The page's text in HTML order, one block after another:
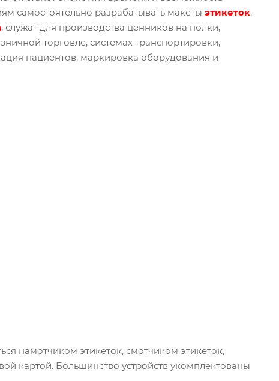
самостоятельно разрабатывать макеты этикеток.
, служат для производства ценников на полки,
торговле, системах транспортировки,
пациентов, маркировка оборудования и
намотчиком этикеток, смотчиком этикеток,
картой. Большинство устройств укомплектованы